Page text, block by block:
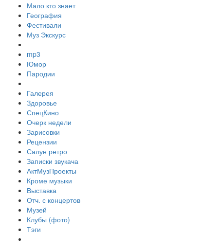
Мало кто знает
География
Фестивали
Муз Экскурс
mp3
Юмор
Пародии
Галерея
Здоровье
СпецКино
Очерк недели
Зарисовки
Рецензии
Салун ретро
Записки звукача
АктМузПроекты
Кроме музыки
Выставка
Отч. с концертов
Музей
Клубы (фото)
Тэги